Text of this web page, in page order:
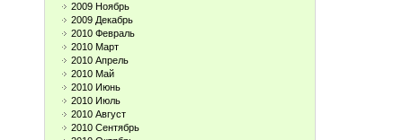
2009 Ноябрь
2009 Декабрь
2010 Февраль
2010 Март
2010 Апрель
2010 Май
2010 Июнь
2010 Июль
2010 Август
2010 Сентябрь